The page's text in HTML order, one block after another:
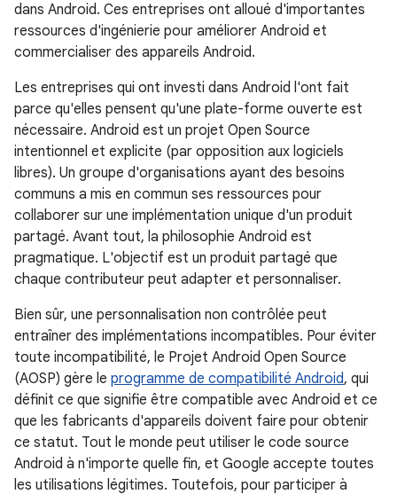
dans Android. Ces entreprises ont alloué d'importantes
ressources d'ingénierie pour améliorer Android et
commercialiser des appareils Android.
Les entreprises qui ont investi dans Android l'ont fait
parce qu'elles pensent qu'une plate-forme ouverte est
nécessaire. Android est un projet Open Source
intentionnel et explicite (par opposition aux logiciels
libres). Un groupe d'organisations ayant des besoins
communs a mis en commun ses ressources pour
collaborer sur une implémentation unique d'un produit
partagé. Avant tout, la philosophie Android est
pragmatique. L'objectif est un produit partagé que
chaque contributeur peut adapter et personnaliser.
Bien sûr, une personnalisation non contrôlée peut
entraîner des implémentations incompatibles. Pour éviter
toute incompatibilité, le Projet Android Open Source
(AOSP) gère le programme de compatibilité Android, qui
définit ce que signifie être compatible avec Android et ce
que les fabricants d'appareils doivent faire pour obtenir
ce statut. Tout le monde peut utiliser le code source
Android à n'importe quelle fin, et Google accepte toutes
les utilisations légitimes. Toutefois, pour participer à